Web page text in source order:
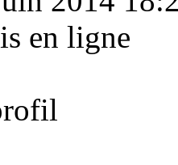
en ligne